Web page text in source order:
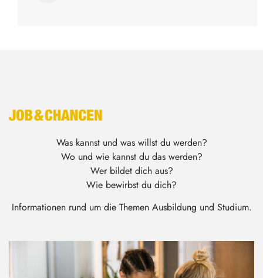
Was kannst und was willst du werden?
Wo und wie kannst du das werden?
Wer bildet dich aus?
Wie bewirbst du dich?
Informationen rund um die Themen Ausbildung und Studium.